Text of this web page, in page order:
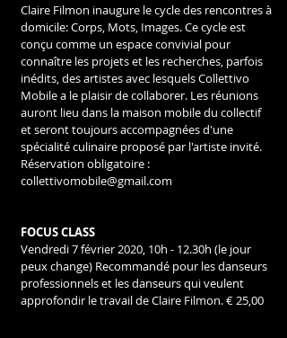
Claire Filmon inaugure le cycle des rencontres à
domicile: Corps, Mots, Images. Ce cycle est
conçu comme un espace convivial pour
connaître les projets et les recherches, parfois
inédits, des artistes avec lesquels Collettivo
Mobile a le plaisir de collaborer. Les réunions
auront lieu dans la maison mobile du collectif
et seront toujours accompagnées d'une
spécialité culinaire proposé par l'artiste invité.
Réservation obligatoire :
collettivomobile@gmail.com
FOCUS CLASS
Vendredi 7 février 2020, 10h - 12.30h (le jour
peux change) Recommandé pour les danseurs
professionnels et les danseurs qui veulent
approfondir le travail de Claire Filmon. € 25,00